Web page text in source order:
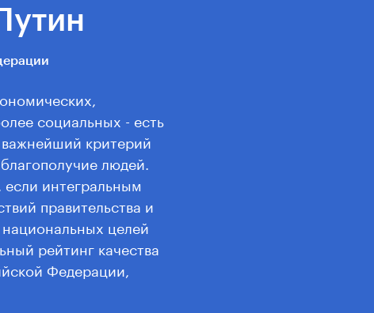
социальных - есть
критерий
людей.
интегральным
правительства и
целей
рейтинг качества
Федерации,